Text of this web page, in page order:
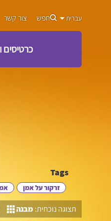
צור קשר חפש עברית
כרטיסים
Tags
זרקור על אמן
תצוגה נוכחית: מבנה